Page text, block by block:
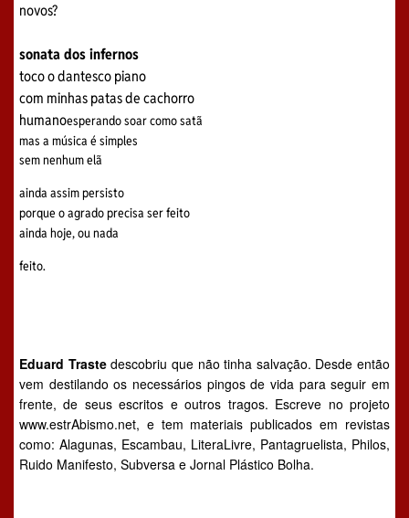
novos?
sonata dos infernos
toco o dantesco piano
com minhas patas de cachorro
humanoesperando soar como satã
mas a música é simples
sem nenhum elã
ainda assim persisto
porque o agrado precisa ser feito
ainda hoje, ou nada
feito.
Eduard Trastedescobriu que não tinha salvação. Desde então
vem destilando os necessários pingos de vida para seguir em
frente, de seus escritos e outros tragos. Escreve no projeto
www.estrAbismo.net, e tem materiais publicados em revistas
como: Alagunas, Escambau, LiteraLivre, Pantagruelista, Philos,
Ruido Manifesto, Subversa e Jornal Plástico Bolha.